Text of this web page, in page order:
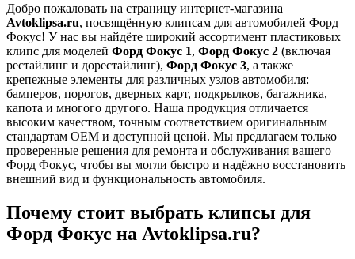
Добро пожаловать на страницу интернет-магазина
Avtoklipsa.ru, посвящённую клипсам для автомобилей Форд
Фокус! У нас вы найдёте широкий ассортимент пластиковых
клипс для моделей Форд Фокус 1, Форд Фокус 2 (включая
рестайлинг и дорестайлинг), Форд Фокус 3, а также
крепежные элементы для различных узлов автомобиля:
бамперов, порогов, дверных карт, подкрылков, багажника,
капота и многого другого. Наша продукция отличается
высоким качеством, точным соответствием оригинальным
стандартам OEM и доступной ценой. Мы предлагаем только
проверенные решения для ремонта и обслуживания вашего
Форд Фокус, чтобы вы могли быстро и надёжно восстановить
внешний вид и функциональность автомобиля.
Почему стоит выбрать клипсы для
Форд Фокус на Avtoklipsa.ru?